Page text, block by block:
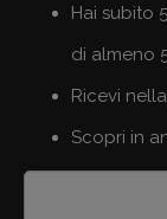
Hai subito
di almeno
Ricevi
Scopri in